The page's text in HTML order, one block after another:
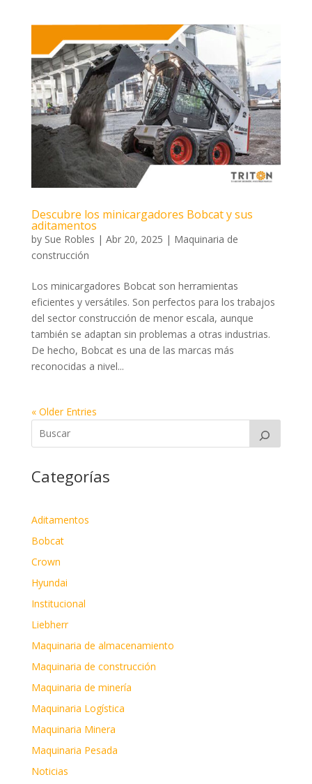
Descubre los minicargadores Bobcat y sus
aditamentos
by Sue Robles | Abr 20, 2025 | Maquinaria de
construcción
Los minicargadores Bobcat son herramientas
eficientes y versátiles. Son perfectos para los trabajos
del sector construcción de menor escala, aunque
también se adaptan sin problemas a otras industrias.
De hecho, Bobcat es una de las marcas más
reconocidas a nivel...
« Older Entries
Categorías
Aditamentos
Bobcat
Crown
Hyundai
Institucional
Liebherr
Maquinaria de almacenamiento
Maquinaria de construcción
Maquinaria de minería
Maquinaria Logística
Maquinaria Minera
Maquinaria Pesada
Noticias